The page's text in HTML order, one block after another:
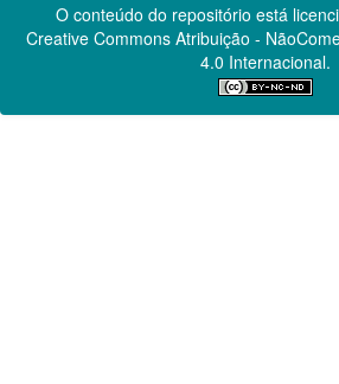
O conteúdo do repositório está
Creative CommonsAtribuição -
4.0 Internacional.